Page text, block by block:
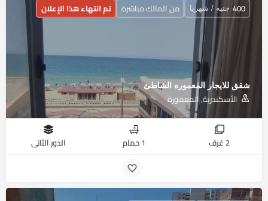
شقق للايجار المعموره الشاطئ
الأسكندرية, المعمورة
400 جنيه / شهريا من المالك مباشرة تم انتهاء هذا الإعلان
2 غرف 1 حمام الدور الثانى